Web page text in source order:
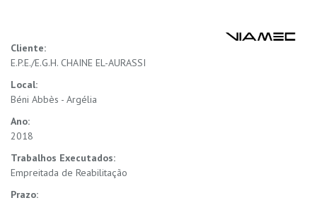
Cliente:
E.P.E./E.G.H. CHAINE EL-AURASSI
Local:
Béni Abbès - Argélia
Ano:
2018
Trabalhos Executados:
Empreitada de Reabilitação
Prazo: